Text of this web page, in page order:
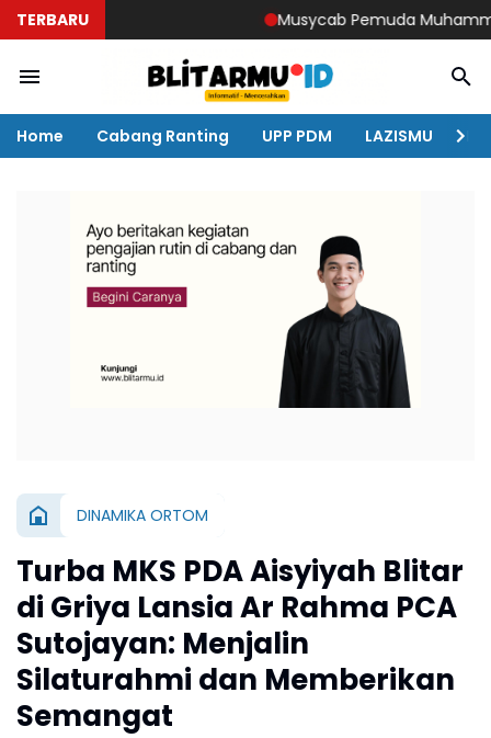
TERBARU Musycab Pemuda
Home Cabang Ranting UPP PDM LAZISMU
DINAMIKA ORTOM
Turba MKS PDA Aisyiyah Blitar
di Griya Lansia Ar Rahma PCA
Sutojayan: Menjalin
Silaturahmi dan Memberikan
Semangat